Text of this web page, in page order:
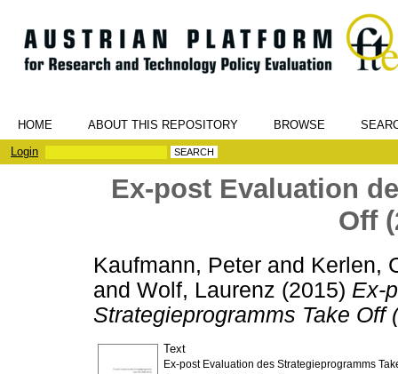
HOME ABOUT THIS REPOSITORY BROWSE
Login
Ex-post Evaluation
Off
Kaufmann, Peter and Kerlen,
and Wolf, Laurenz (2015) Ex-
Strategieprogramms Take Off
Text
Ex-post Evaluation des Strategieprogramms